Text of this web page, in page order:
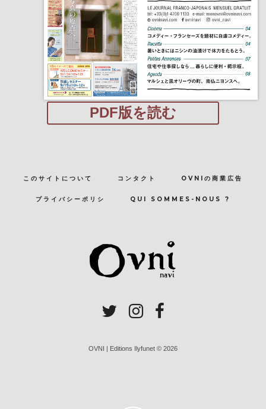
PDF版を読む
このサイトについて コンタクト OVNIの商業広告
プライバシーポリシ QUI SOMMES-NOUS ?
OVNI | Editions Ilyfunet © 2026